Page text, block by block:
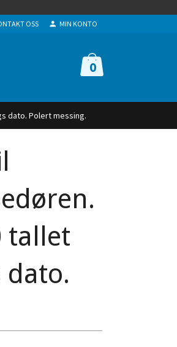
OSS MIN KONTO
0
dato. Polert messing.
tallet
dato.